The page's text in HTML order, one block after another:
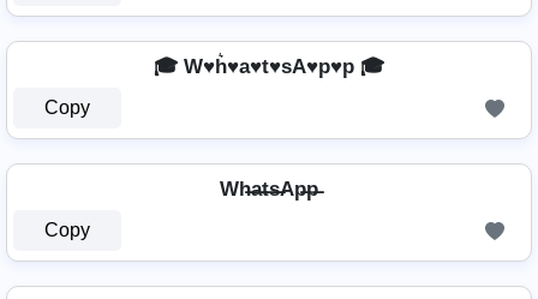
🎓 W♥h͛♥a♥t♥sA♥p♥p 🎓
Copy
Wh̶a̶t̶s̶Ap̶p̶
Copy